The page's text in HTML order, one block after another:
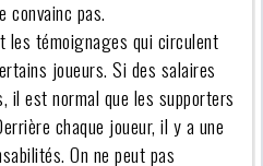
convainc pas.
les témoignages qui circulent
joueurs. Si des salaires
il est normal que les supporters
chaque joueur, il y a une
On ne peut pas